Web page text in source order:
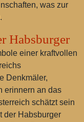
was zur
Habsburger
einer kraftvollen
Denkmäler,
erinnern an das
schätzt sein
der Habsburger